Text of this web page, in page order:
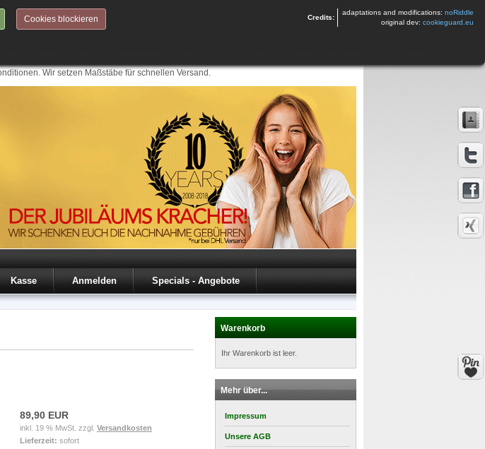
Credits:
adaptations and modifications: noRiddle
original dev: cookieguard.eu
Cookies blockieren
Wir setzen Maßstäbe für schnellen Versand.
Kasse Anmelden Specials - Angebote
89,90 EUR
inkl. 19 % MwSt. zzgl. Versandkosten
Lieferzeit: sofort
Warenkorb
Ihr Warenkorb ist leer.
Mehr über...
Impressum
Unsere AGB